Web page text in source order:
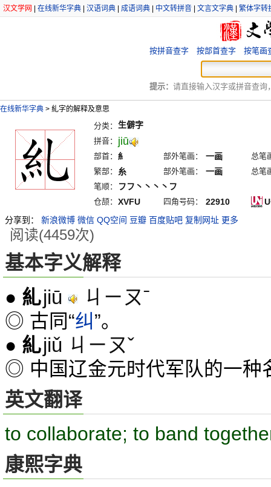
汉文学网 在线新华字典 汉语词典 成语词典 中文转拼音 文言文字典 繁体字转
按拼音查字 按部首查字 按笔画
提示： 请直接输入汉字或拼音查询
在线新华字典 > 糺字的解释及意思
分类： 生僻字
拼音： jiū
部首： 糹 部外笔画： 一画
总笔
繁部：
糸 部外笔画： 一画
总笔
笔顺：
フフ丶丶丶丶フ
仓颉： XVFU 四角号码： 22910
分享到：
新浪微博 微信 QQ空间 豆瓣 百度贴吧 复制网址 更多
阅读(4459次)
基本字义解释
● 糺jiū ㄐㄧㄡˉ
◎ 古同“纠”。
● 糺jiǔ ㄐㄧㄡˇ
◎ 中国辽金元时代军队的一种
英文翻译
to collaborate; to band
康熙字典